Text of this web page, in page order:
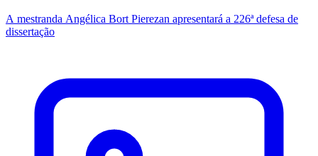
A mestranda Angélica Bort Pierezan apresentará a 226ª defesa de
dissertação